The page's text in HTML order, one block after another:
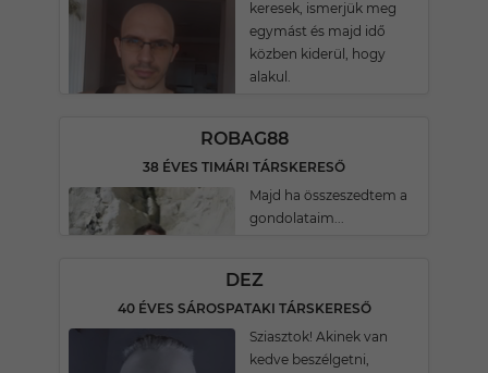
keresek, ismerjük meg
egymást és majd idő
közben kiderül, hogy
alakul.
ROBAG88
38 ÉVES TIMÁRI TÁRSKERESŐ
Majd ha összeszedtem a
gondolataim...
DEZ
40 ÉVES SÁROSPATAKI TÁRSKERESŐ
Sziasztok! Akinek van
kedve beszélgetni,